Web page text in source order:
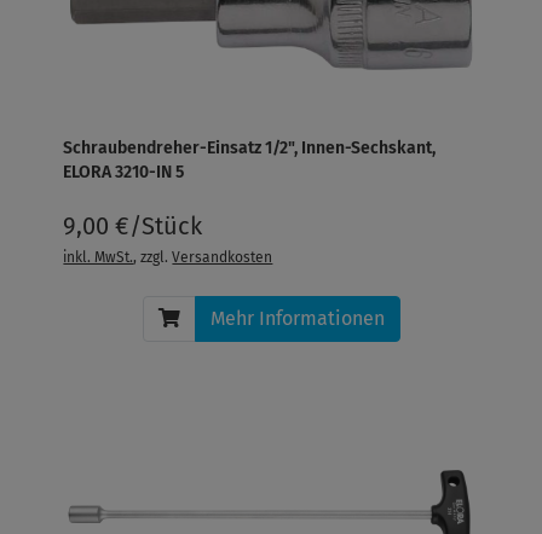
Schraubendreher-Einsatz 1/2", Innen-Sechskant,
ELORA 3210-IN 5
9,00 €/Stück
inkl. MwSt., zzgl.Versandkosten
Mehr Informationen